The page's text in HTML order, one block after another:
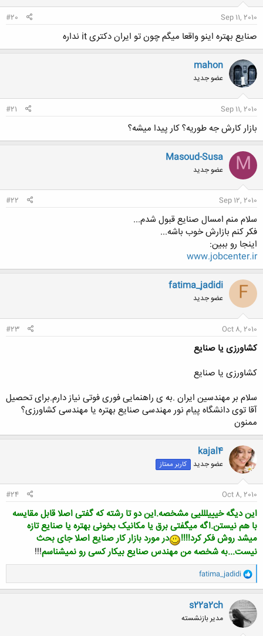
Sep 11, 2010
#20
صنایع بهتره اینو واقعا میگم چون تو ایران دکتری it نداره
mahon
عضو جدید
Sep 11, 2010
#21
بازار کارش جه طوریه؟ کار پیدا میشه؟
M
Masoud-Susa
عضو جدید
Sep 12, 2010
#22
سلام منم امسال صنایع قبول شدم...
فکر کنم بازارش خوب باشه...
اینجا رو ببین:
www.jobcenter.ir
F
fatima_jadidi
عضو جدید
Oct 8, 2010
#23
کشاورزی یا صنایع
کشاورزی یا صنایع
سلام بر مهندسین ایران .به ی راهنمایی فوری فوتی نیاز دارم.برای تحصیل
آقا توی دانشگاه پیام نور مهندسی صنایع بهتره یا مهندسی کشاورزی؟
ممنون
kajal4
عضو جدید کاربر ممتاز
Oct 8, 2010
#24
این دیگه خیییلللیی مشخصه.این دو تا رشته که گفتی اصلا قابل مقایسه
با هم نیستن.اگه میگفتی برق یا مکانیک بخونی بهتره یا صنایع تازه
میشد روش فکر کرد!!!!
در مورد بازار کار صنایع اصلا جای بحث
نیست...به شخصه من مهندس صنایع بیکار کسی رو نمیشناسم!!!
و
ا
ک
ن
ش
ه
ا
fatima_jadidi
s22a2ch
مدیر بازنشسته